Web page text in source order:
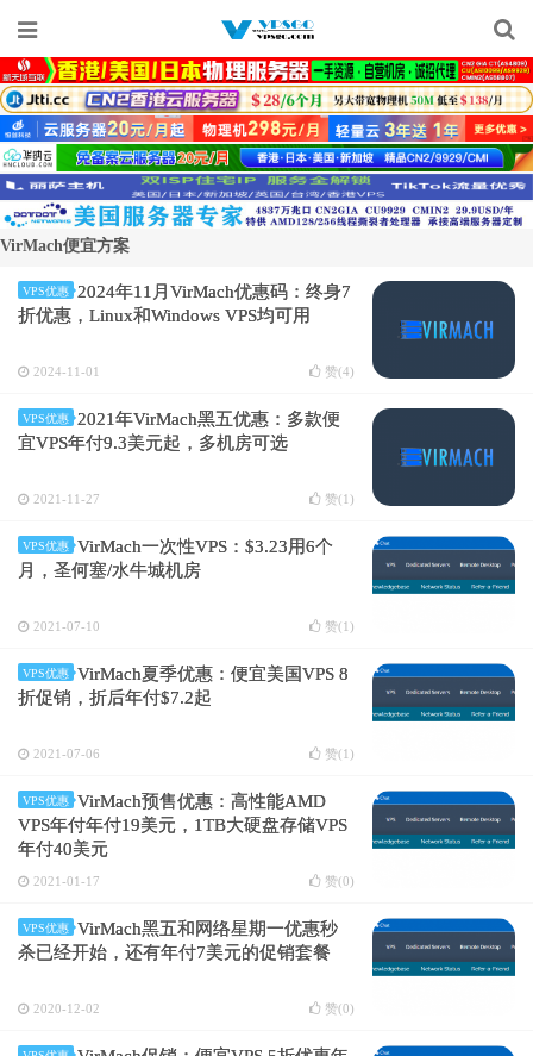
VirMach便宜方案
VPS优惠
2024年11月VirMach优惠码：终身7
折优惠，Linux和Windows VPS均可用
2024-11-01 赞(4)
VPS优惠
2021年VirMach黑五优惠：多款便
宜VPS年付9.3美元起，多机房可选
2021-11-27 赞(1 )
VPS优惠
VirMach一次性VPS：$3.23用6个
月，圣何塞/水牛城机房
2021-07-10 赞(1 )
VPS优惠
VirMach夏季优惠：便宜美国VPS 8
折促销，折后年付$7.2起
2021-07-06 赞(1 )
VPS优惠
VirMach预售优惠：高性能AMD
VPS年付年付19美元，1TB大硬盘存储VPS
年付40美元
2021-01-17 赞(0)
VPS优惠
VirMach黑五和网络星期一优惠秒
杀已经开始，还有年付7美元的促销套餐
2020-12-02 赞(0)